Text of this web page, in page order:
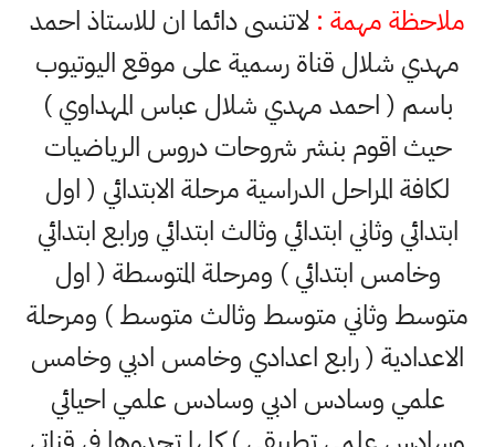
ملاحظة مهمة : لاتنسى دائما ان للاستاذ احمد
مهدي شلال قناة رسمية على موقع اليوتيوب
باسم ( احمد مهدي شلال عباس المهداوي )
حيث اقوم بنشر شروحات دروس الرياضيات
لكافة المراحل الدراسية مرحلة الابتدائي ( اول
ابتدائي وثاني ابتدائي وثالث ابتدائي ورابع ابتدائي
وخامس ابتدائي ) ومرحلة المتوسطة ( اول
متوسط وثاني متوسط وثالث متوسط ) ومرحلة
الاعدادية ( رابع اعدادي وخامس ادبي وخامس
علمي وسادس ادبي وسادس علمي احيائي